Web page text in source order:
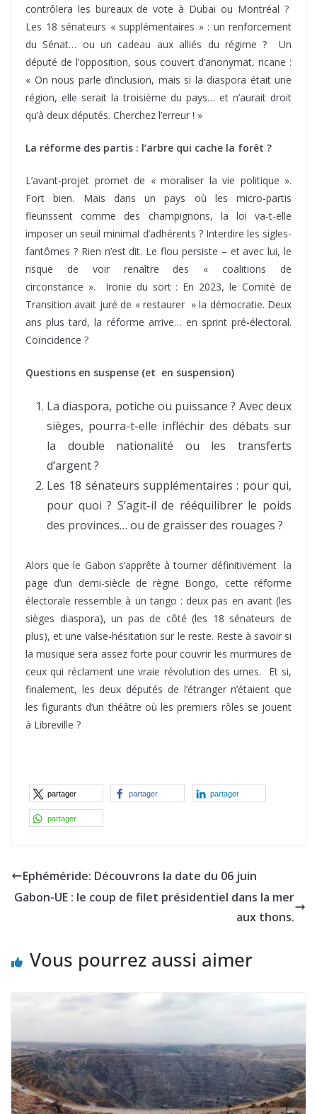
contrôlera les bureaux de vote à Dubaï ou Montréal ?
Les 18 sénateurs « supplémentaires » : un renforcement
du Sénat… ou un cadeau aux alliés du régime ? Un
député de l’opposition, sous couvert d’anonymat, ricane :
« On nous parle d’inclusion, mais si la diaspora était une
région, elle serait la troisième du pays… et n’aurait droit
qu’à deux députés. Cherchez l’erreur ! »
La réforme des partis : l’arbre qui cache la forêt ?
L’avant-projet promet de « moraliser la vie politique ».
Fort bien. Mais dans un pays où les micro-partis
fleurissent comme des champignons, la loi va-t-elle
imposer un seuil minimal d’adhérents ? Interdire les sigles-
fantômes ? Rien n’est dit. Le flou persiste – et avec lui, le
risque de voir renaître des « coalitions de
circonstance ». Ironie du sort : En 2023, le Comité de
Transition avait juré de « restaurer » la démocratie. Deux
ans plus tard, la réforme arrive… en sprint pré-électoral.
Coïncidence ?
Questions en suspense (et en suspension)
La diaspora, potiche ou puissance ? Avec deux
sièges, pourra-t-elle infléchir des débats sur
la double nationalité ou les transferts
d’argent ?
Les 18 sénateurs supplémentaires : pour qui,
pour quoi ? S’agit-il de rééquilibrer le poids
des provinces… ou de graisser des rouages ?
Alors que le Gabon s’apprête à tourner définitivement la
page d’un demi-siècle de règne Bongo, cette réforme
électorale ressemble à un tango : deux pas en avant (les
sièges diaspora), un pas de côté (les 18 sénateurs de
plus), et une valse-hésitation sur le reste. Reste à savoir si
la musique sera assez forte pour couvrir les murmures de
ceux qui réclament une vraie révolution des urnes. Et si,
finalement, les deux députés de l’étranger n’étaient que
les figurants d’un théâtre où les premiers rôles se jouent
à Libreville ?
partager partager partager
partager
Ephéméride: Découvrons la date du 06 juin
Gabon-UE : le coup de filet présidentiel dans la mer
aux thons.
Vous pourrez aussi aimer